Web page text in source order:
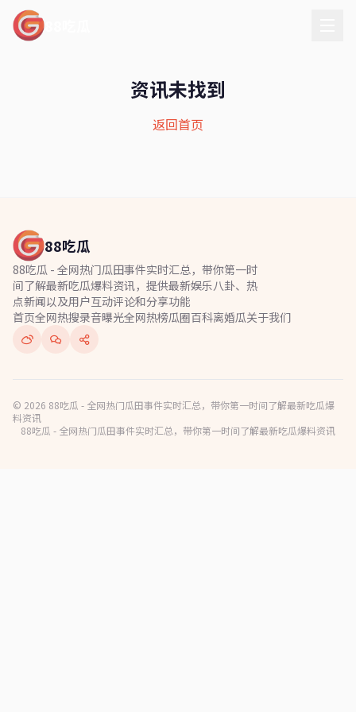
资讯未找到
返回首页
88吃瓜
88吃瓜 - 全网热门瓜田事件实时汇总，带你第一时
间了解最新吃瓜爆料资讯，提供最新娱乐八卦、热
点新闻以及用户互动评论和分享功能
首页全网热搜录音曝光全网热榜瓜圈百科离婚瓜关于我们
© 2026 88吃瓜 - 全网热门瓜田事件实时汇总，带你第一时间了解最新吃瓜爆
料资讯
88吃瓜 - 全网热门瓜田事件实时汇总，带你第一时间了解最新吃瓜爆料资讯